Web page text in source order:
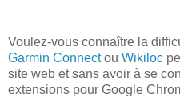
Voulez-vous connaître la
Garmin Connectou Wikiloc
site web et sans avoir à se
extensions pour Google